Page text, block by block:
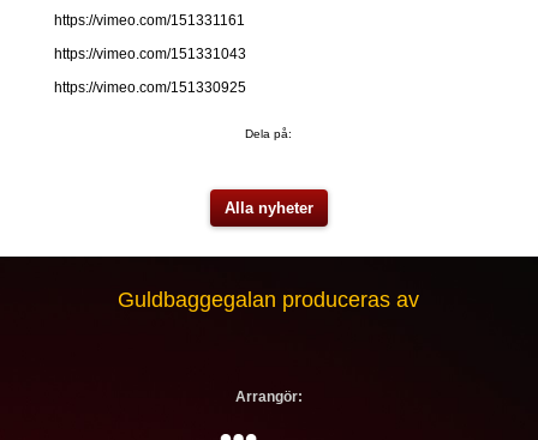
https://vimeo.com/151331161
https://vimeo.com/151331043
https://vimeo.com/151330925
Dela på:
Alla nyheter
Guldbaggegalan produceras av
Arrangör: